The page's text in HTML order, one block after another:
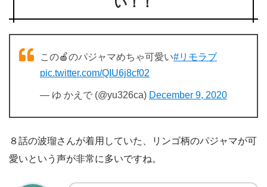
この🍎のパジャマめちゃ可愛い#リモラブ
pic.twitter.com/QIU6j8cf02
— ゆ かえで (@yu326ca) December 9, 2020
８話の波瑠さんが着用していた、リンゴ柄のパジャマが可
愛いという声が非常に多いですね。